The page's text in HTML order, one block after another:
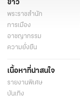
ข่าว
พระราชสำนัก
การเมือง
อาชญากรรม
ความยั่งยืน
เนื้อหาที่น่าสนใจ
รายงานพิเศษ
บันเทิง